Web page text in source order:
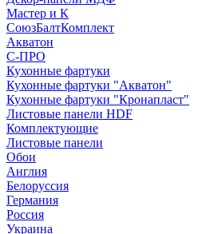
Мастер и К
СоюзБалтКомплект
Акватон
С-ПРО
Кухонные фартуки
Кухонные фартуки "Акватон"
Кухонные фартуки "Кронапласт"
Листовые панели HDF
Комплектующие
Листовые панели
Обои
Англия
Белоруссия
Германия
Россия
Украина